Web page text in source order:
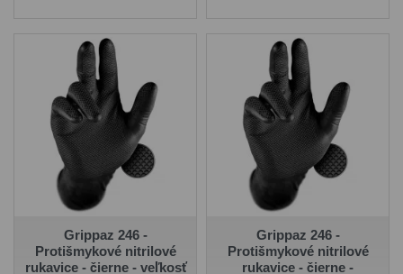
mechanikov a remeselníkov.
mechanikov a remeselníkov.
Grippaz 246 -
Protišmykové nitrilové
rukavice - čierne - veľkosť
Grippaz 246 -
Protišmykové nitrilové
rukavice - čierne -